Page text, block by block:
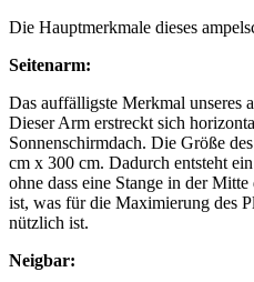
Die Hauptmerkmale dieses
Seitenarm:
Das auffälligste Merkmal unseres
Dieser Arm erstreckt sich
Sonnenschirmdach. Die Größe
cm x 300 cm. Dadurch entsteht
ohne dass eine Stange in der
ist, was für die Maximierung des
nützlich ist.
Neigbar: